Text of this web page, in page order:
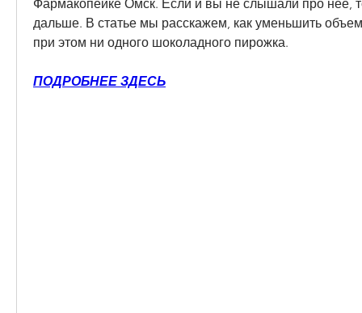
Фармакопейке Омск. Если и вы не слышали про нее,
дальше. В статье мы расскажем, как уменьшить
при этом ни одного шоколадного пирожка.
ПОДРОБНЕЕ ЗДЕСЬ